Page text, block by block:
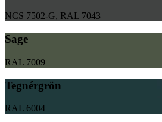
NCS 7502-G, RAL 7043
Sage
RAL 7009
Tegnérgrön
RAL 6004